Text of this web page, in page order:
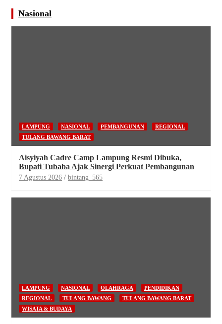
Nasional
LAMPUNG NASIONAL PEMBANGUNAN
REGIONAL
TULANG BAWANG BARAT
Aisyiyah Cadre Camp Lampung Resmi Dibuka,
Bupati Tubaba Ajak Sinergi Perkuat Pembangunan
7 Agustus 2026 bintang_565
LAMPUNG NASIONAL OLAHRAGA
PENDIDIKAN
REGIONAL
TULANG BAWANG
TULANG BAWANG BARAT
WISATA & BUDAYA